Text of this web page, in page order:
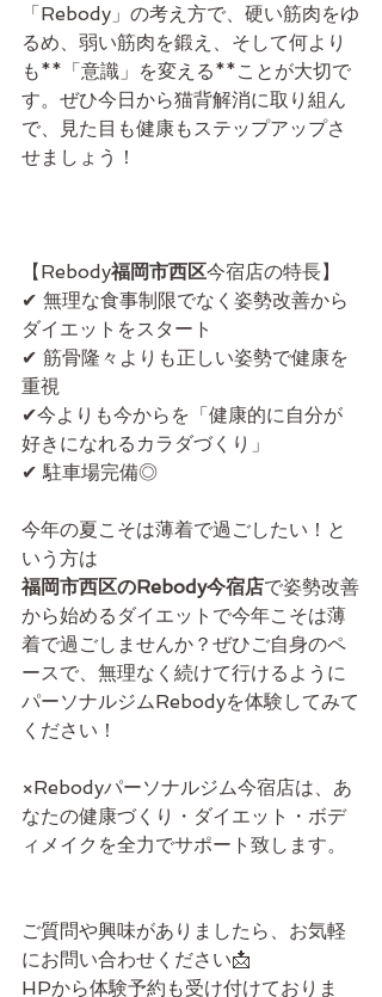
「Rebody」の考え方で、硬い筋肉をゆ
るめ、弱い筋肉を鍛え、そして何より
も**「意識」を変える**ことが大切で
す。ぜひ今日から猫背解消に取り組ん
で、見た目も健康もステップアップさ
せましょう！
【Rebody福岡市西区今宿店の特長】
✔ 無理な食事制限でなく姿勢改善から
ダイエットをスタート
✔ 筋骨隆々よりも正しい姿勢で健康を
重視
✔今よりも今からを「健康的に自分が
好きになれるカラダづくり」
✔ 駐車場完備◎
今年の夏こそは薄着で過ごしたい！と
いう方は
福岡市西区のRebody今宿店で姿勢改善
から始めるダイエットで今年こそは薄
着で過ごしませんか？ぜひご自身のペ
ースで、無理なく続けて行けるように
パーソナルジムRebodyを体験してみて
ください！
×Rebodyパーソナルジム今宿店は、あ
なたの健康づくり・ダイエット・ボデ
ィメイクを全力でサポート致します。
ご質問や興味がありましたら、お気軽
にお問い合わせください📩
HPから体験予約も受け付けておりま